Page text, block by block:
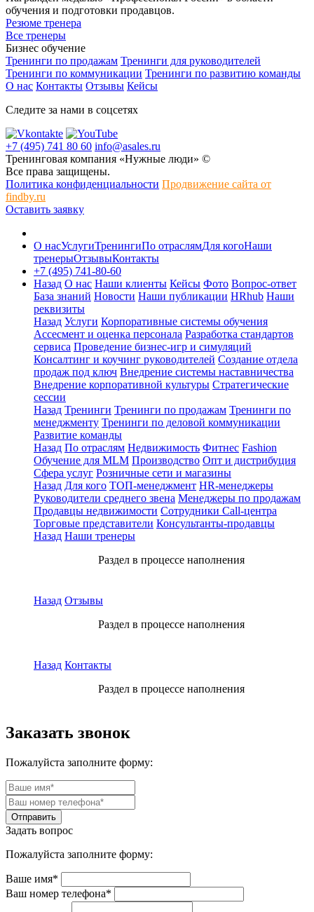
обучения и подготовки продавцов.
Резюме тренера
Все тренеры
Бизнес обучение
Тренинги по продажам Тренинги для руководителей
Тренинги по коммуникации Тренинги по развитию команды
О нас Контакты Отзывы Кейсы
Следите за нами в соцсетях
+7 (495) 741 80 60 info@asales.ru
Тренинговая компания «Нужные люди» ©
Все права защищены.
Политика конфиденциальности Продвижение сайта от
findby.ru
Оставить заявку
О насУслугиТренингиПо отраслямДля когоНаши
тренерыОтзывыКонтакты
+7 (495) 741-80-60
Назад О нас Наши клиенты Кейсы Фото Вопрос-ответ
База знаний Новости Наши публикации HRhub Наши
реквизиты
Назад Услуги Корпоративные системы обучения
Ассесмент и оценка персонала Разработка стандартов
сервиса Проведение бизнес-игр и симуляций
Консалтинг и коучинг руководителей Создание отдела
продаж под ключ Внедрение системы наставничества
Внедрение корпоративной культуры Стратегические
сессии
Назад Тренинги Тренинги по продажам Тренинги по
менеджменту Тренинги по деловой коммуникации
Развитие команды
Назад По отраслям Недвижимость Фитнес Fashion
Обучение для MLM Производство Опт и дистрибуция
Сфера услуг Розничные сети и магазины
Назад Для кого ТОП-менеджмент HR-менеджеры
Руководители среднего звена Менеджеры по продажам
Продавцы недвижимости Сотрудники Call-центра
Торговые представители Консультанты-продавцы
Назад Наши тренеры
Раздел в процессе наполнения
Назад Отзывы
Раздел в процессе наполнения
Назад Контакты
Раздел в процессе наполнения
Заказать звонок
Пожалуйста заполните форму:
Задать вопрос
Пожалуйста заполните форму:
Ваше имя*
Ваш номер телефона*